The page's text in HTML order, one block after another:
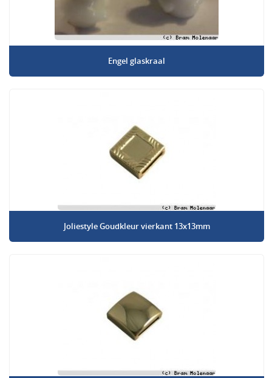
Engel glaskraal
Joliestyle Goudkleur vierkant 13x13mm